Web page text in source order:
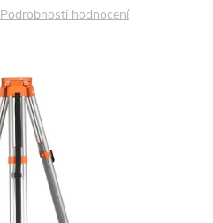
Podrobnosti hodnocení